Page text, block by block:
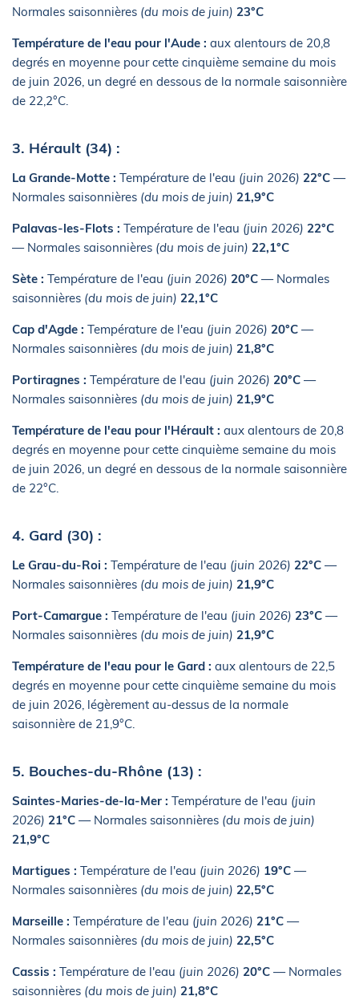
Normales saisonnières (du mois de juin) 23°C
Température de l'eau pour l'Aude : aux alentours de 20,8
degrés en moyenne pour cette cinquième semaine du mois
de juin 2026, un degré en dessous de la normale saisonnière
de 22,2°C.
3. Hérault (34) :
La Grande-Motte : Température de l'eau (juin 2026) 22°C —
Normales saisonnières (du mois de juin) 21,9°C
Palavas-les-Flots : Température de l'eau (juin 2026) 22°C
— Normales saisonnières (du mois de juin) 22,1°C
Sète : Température de l'eau (juin 2026) 20°C — Normales
saisonnières (du mois de juin) 22,1°C
Cap d'Agde : Température de l'eau (juin 2026) 20°C —
Normales saisonnières (du mois de juin) 21,8°C
Portiragnes : Température de l'eau (juin 2026) 20°C —
Normales saisonnières (du mois de juin) 21,9°C
Température de l'eau pour l'Hérault : aux alentours de 20,8
degrés en moyenne pour cette cinquième semaine du mois
de juin 2026, un degré en dessous de la normale saisonnière
de 22°C.
4. Gard (30) :
Le Grau-du-Roi : Température de l'eau (juin 2026) 22°C —
Normales saisonnières (du mois de juin) 21,9°C
Port-Camargue : Température de l'eau (juin 2026) 23°C —
Normales saisonnières (du mois de juin) 21,9°C
Température de l'eau pour le Gard : aux alentours de 22,5
degrés en moyenne pour cette cinquième semaine du mois
de juin 2026, légèrement au-dessus de la normale
saisonnière de 21,9°C.
5. Bouches-du-Rhône (13) :
Saintes-Maries-de-la-Mer : Température de l'eau (juin
2026) 21°C — Normales saisonnières (du mois de juin)
21,9°C
Martigues : Température de l'eau (juin 2026) 19°C —
Normales saisonnières (du mois de juin) 22,5°C
Marseille : Température de l'eau (juin 2026) 21°C —
Normales saisonnières (du mois de juin) 22,5°C
Cassis : Température de l'eau (juin 2026) 20°C — Normales
saisonnières (du mois de juin) 21,8°C